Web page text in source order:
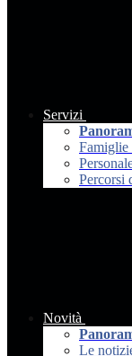
Servizi
Famiglie
Percorsi
Novità
Le